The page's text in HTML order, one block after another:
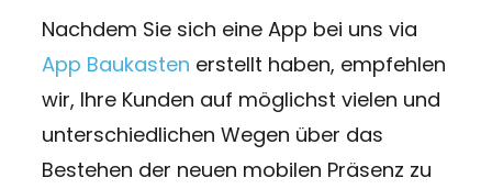
Nachdem Sie sich eine App bei uns via
App Baukasten erstellt haben, empfehlen
wir, Ihre Kunden auf möglichst vielen und
unterschiedlichen Wegen über das
Bestehen der neuen mobilen Präsenz zu